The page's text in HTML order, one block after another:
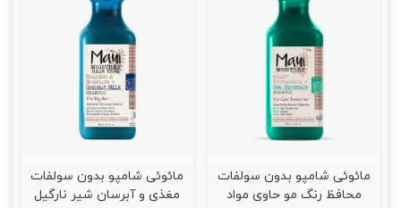
مائوئی شامپو بدون سولفات
محافظ رنگ مو حاوی مواد
مائوئی شامپو بدون سولفات
مغذی و آبرسان شیر نارگیل